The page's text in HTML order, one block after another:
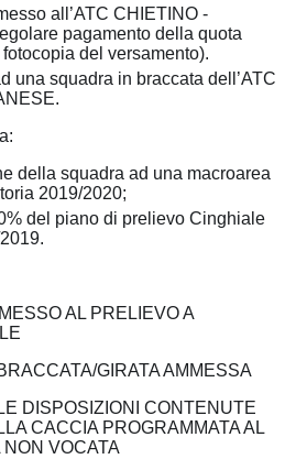
all’ATC CHIETINO -
pagamento della quota
del versamento).
una squadra in braccata dell’ATC
della squadra ad una macroarea
2019/2020;
del piano di prelievo Cinghiale
AL PRELIEVO A
GIRATA AMMESSA
DISPOSIZIONI CONTENUTE
CACCIA PROGRAMMATA AL
VOCATA